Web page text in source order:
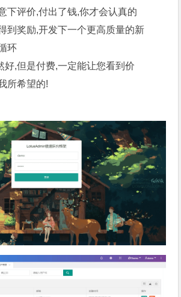
下评价,付出了钱,你才会认真的
到奖励,开发下一个更高质量的新
环
好,但是付费,一定能让您看到价
所希望的!